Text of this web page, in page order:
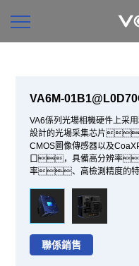
VA6M-
VA6係列光場相機硬件上采
設計的光場采集芯片
CMOS圖像傳感器以及
口，具備高分辨率
率、高檢測精度的
聯係銷售